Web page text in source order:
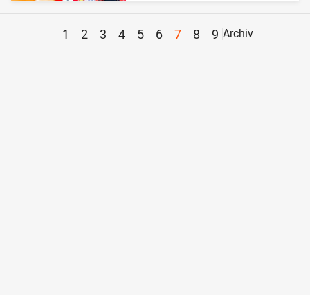
1 2 3 4 5 6 7 8 9 Archiv